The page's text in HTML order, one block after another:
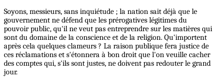
Soyons, messieurs, sans inquiétude ; la nation sait déjà que le
gouvernement ne défend que les prérogatives légitimes du
pouvoir public, qu'il ne veut pas entreprendre sur les matières qui
sont du domaine de la conscience et de la religion. Qu'importent
après cela quelques clameurs ? La raison publique fera justice de
ces réclamations et s'étonnera à bon droit que l'on veuille cacher
des comptes qui, s'ils sont justes, ne doivent pas redouter le grand
jour.